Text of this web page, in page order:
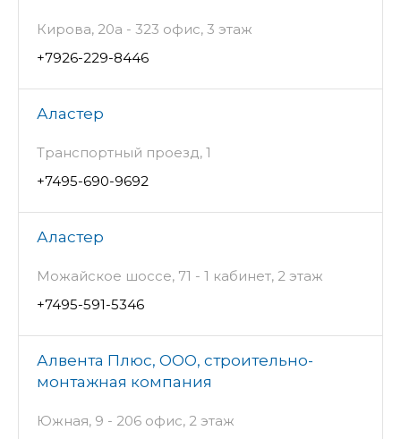
Кирова, 20а - 323 офис, 3 этаж
+7926-229-8446
Аластер
Транспортный проезд, 1
+7495-690-9692
Аластер
Можайское шоссе, 71 - 1 кабинет, 2 этаж
+7495-591-5346
Алвента Плюс, ООО, строительно-
монтажная компания
Южная, 9 - 206 офис, 2 этаж